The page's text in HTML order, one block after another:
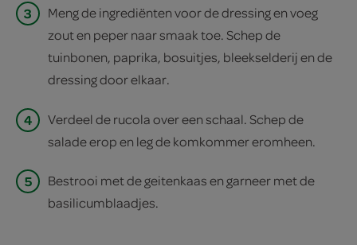
3
Meng de ingrediënten voor de dressing en voeg
zout en peper naar smaak toe. Schep de
tuinbonen, paprika, bosuitjes, bleekselderij en de
dressing door elkaar.
4
Verdeel de rucola over een schaal. Schep de
salade erop en leg de komkommer eromheen.
5
Bestrooi met de geitenkaas en garneer met de
basilicumblaadjes.